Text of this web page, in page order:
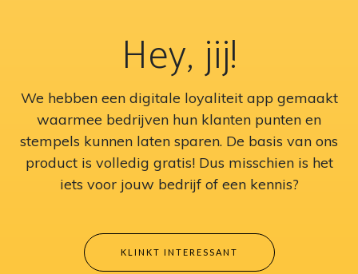
Hey, jij!
We hebben een digitale loyaliteit app gemaakt
waarmee bedrijven hun klanten punten en
stempels kunnen laten sparen. De basis van ons
product is volledig gratis! Dus misschien is het
iets voor jouw bedrijf of een kennis?
KLINKT INTERESSANT